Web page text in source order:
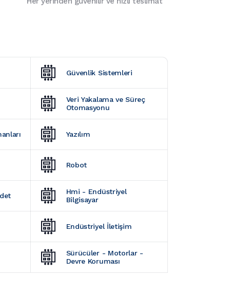
Güvenlik Sistemleri
Veri Yakalama ve Süreç
Otomasyonu
Yazılım
Robot
Hmi - Endüstriyel
Bilgisayar
Endüstriyel İletişim
Sürücüler - Motorlar -
Devre Koruması